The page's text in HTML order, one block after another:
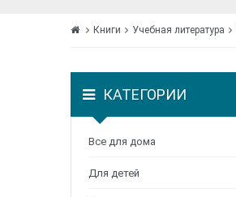
Книги Учебная литература
КАТЕГОРИИ
Все для дома
Для детей